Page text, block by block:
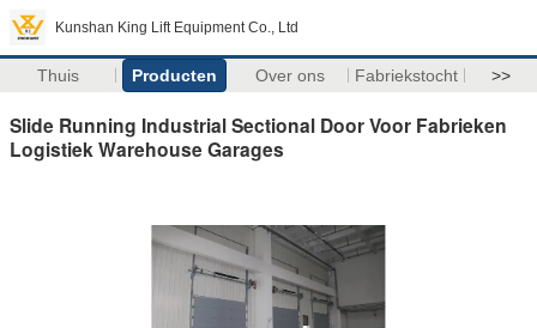
Kunshan King Lift Equipment Co., Ltd
Thuis Producten Over ons Fabriekstocht >>
Slide Running Industrial Sectional Door Voor Fabrieken
Logistiek Warehouse Garages